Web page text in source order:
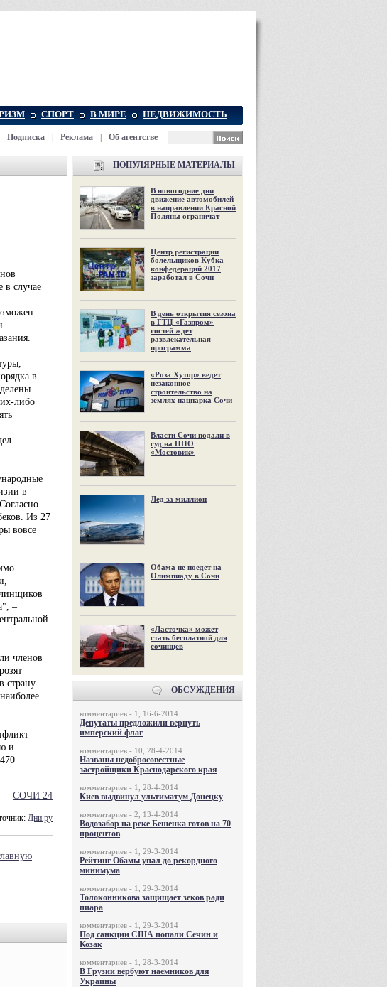
СПОРТ В МИРЕ НЕДВИЖИМОСТЬ
Подписка Реклама Об агентстве
в случае
в
либо
в
Из 27
вовсе
–
членов
страну.
и
СОЧИ 24
Дни.ру
ПОПУЛЯРНЫЕ МАТЕРИАЛЫ
В новогодние дни
движение автомобилей
в направлении Красной
Поляны ограничат
Центр регистрации
болельщиков Кубка
конфедераций 2017
заработал в Сочи
В день открытия сезона
в ГТЦ «Газпром»
гостей ждет
развлекательная
программа
«Роза Хутор» ведет
незаконное
строительство на
землях нацпарка Сочи
Власти Сочи подали в
суд на НПО
«Мостовик»
Лед за миллион
Обама не поедет на
Олимпиаду в Сочи
«Ласточка» может
стать бесплатной для
сочинцев
ОБСУЖДЕНИЯ
комментариев - 1, 16-6-2014
Депутаты предложили вернуть
имперский флаг
комментариев - 10, 28-4-2014
Названы недобросовестные
застройщики Краснодарского края
комментариев - 1, 28-4-2014
Киев выдвинул ультиматум Донецку
комментариев - 2, 13-4-2014
Водозабор на реке Бешенка готов на 70
процентов
комментариев - 1, 29-3-2014
Рейтинг Обамы упал до рекордного
минимума
комментариев - 1, 29-3-2014
Толоконникова защищает зеков ради
пиара
комментариев - 1, 29-3-2014
Под санкции США попали Сечин и
Козак
комментариев - 1, 28-3-2014
В Грузии вербуют наемников для
Украины